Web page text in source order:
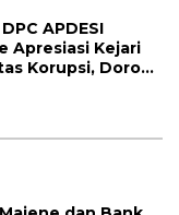
APDESI
Apresiasi Kejari
Korupsi, Dorong